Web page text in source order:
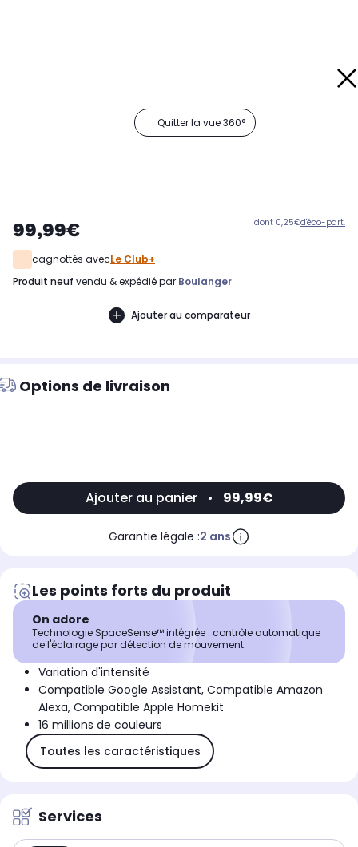
Quitter la vue 360°
99,99€ dont 0,25€d'éco-part.
cagnottés avecLe Club+
produit neuf vendu & expédié par Boulanger
Ajouter au comparateur
Options de livraison
Ajouter au panier • 99,99€
Garantie légale :2 ans
Les points forts du produit
On adore
Technologie SpaceSense™ intégrée : contrôle automatique
de l'éclairage par détection de mouvement
Variation d'intensité
Compatible Google Assistant, Compatible Amazon
Alexa, Compatible Apple Homekit
16 millions de couleurs
Toutes les caractéristiques
Services